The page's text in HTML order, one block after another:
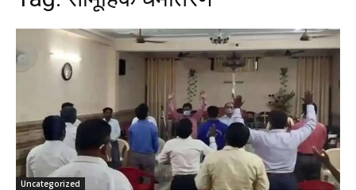
Uncategorized